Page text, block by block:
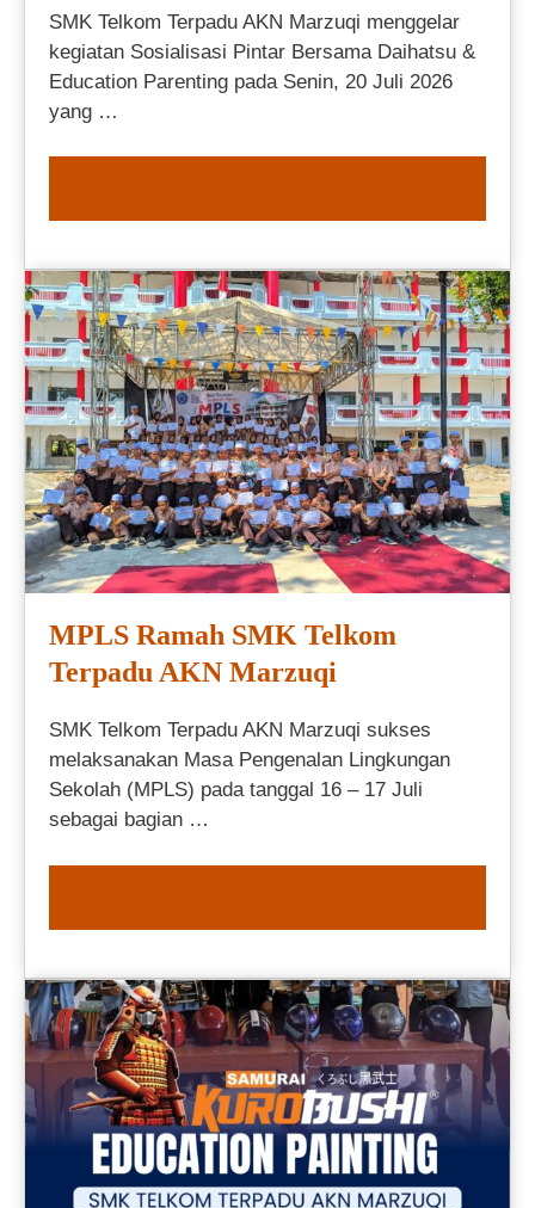
SMK Telkom Terpadu AKN Marzuqi menggelar
kegiatan Sosialisasi Pintar Bersama Daihatsu &
Education Parenting pada Senin, 20 Juli 2026
yang …
MPLS Ramah SMK Telkom
Terpadu AKN Marzuqi
SMK Telkom Terpadu AKN Marzuqi sukses
melaksanakan Masa Pengenalan Lingkungan
Sekolah (MPLS) pada tanggal 16 – 17 Juli
sebagai bagian …